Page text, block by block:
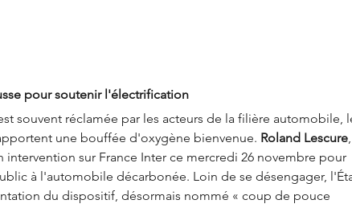
pour soutenir l'électrification
souvent réclamée par les acteurs de la filière automobile,
une bouffée d'oxygène bienvenue. Roland Lescure,
sur France Inter ce mercredi 26 novembre pour
à l'automobile décarbonée. Loin de se désengager,
du dispositif, désormais nommé « coup de pouce